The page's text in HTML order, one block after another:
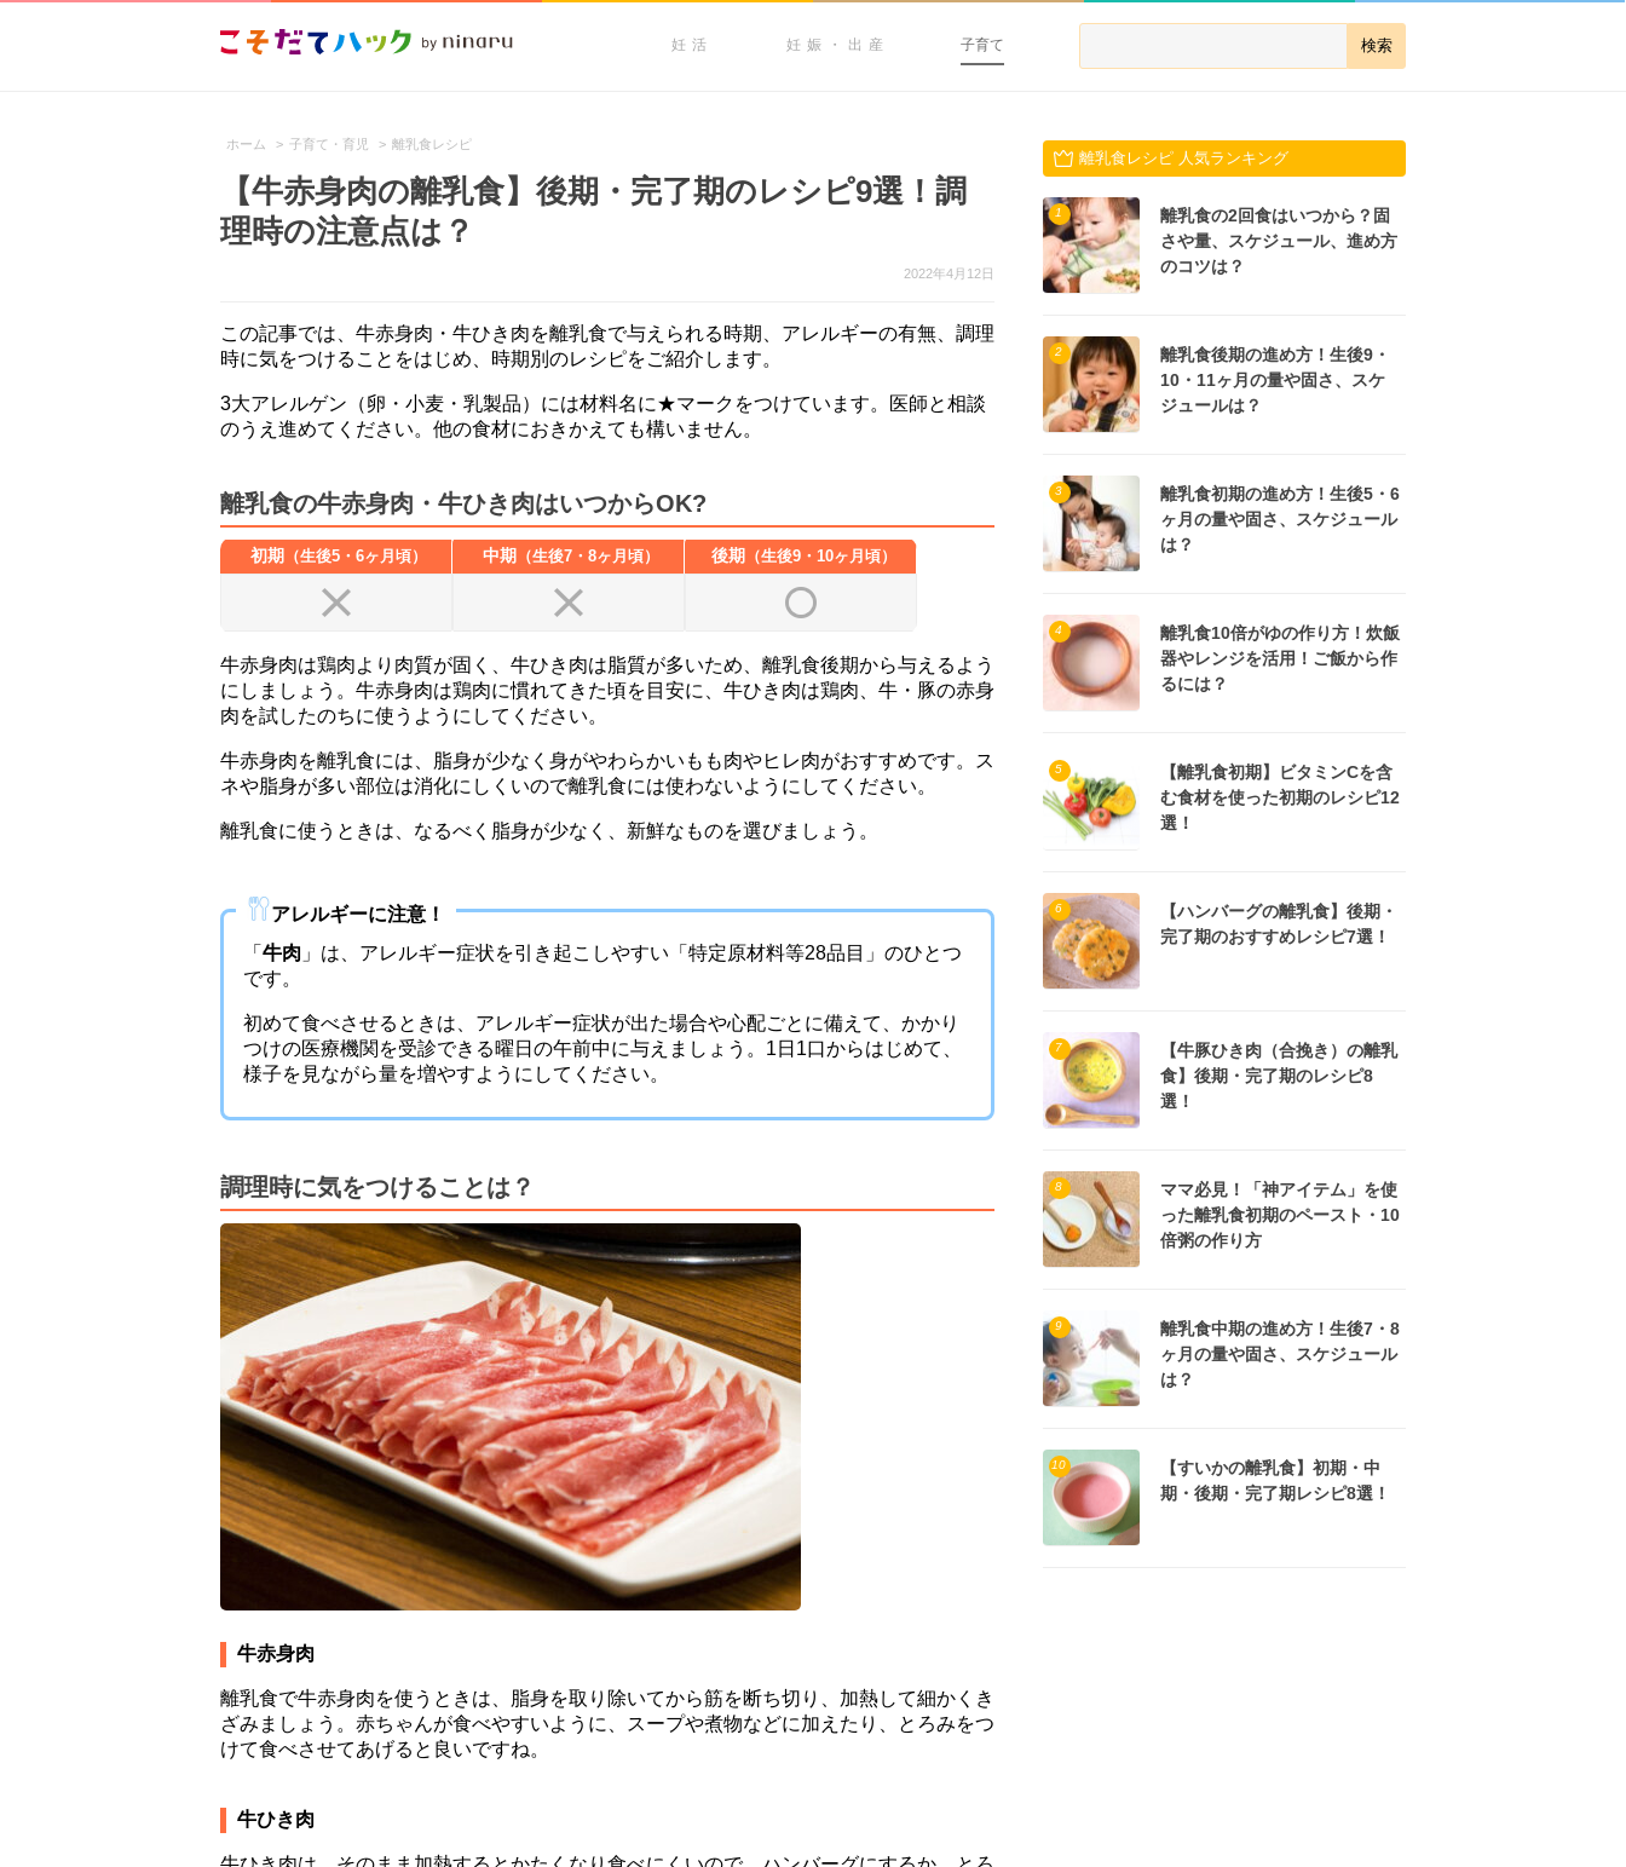
妊活 妊娠・出産 子育て
ホーム > 子育て・育児 > 離乳食レシピ
【牛赤身肉の離乳食】後期・完了期のレシピ9選！調
理時の注意点は？
2022年4月12日
この記事では、牛赤身肉・牛ひき肉を離乳食で与えられる時期、アレルギーの有無、調理
時に気をつけることをはじめ、時期別のレシピをご紹介します。
3大アレルゲン（卵・小麦・乳製品）には材料名に★マークをつけています。医師と相談
のうえ進めてください。他の食材におきかえても構いません。
離乳食の牛赤身肉・牛ひき肉はいつからOK?
初期 生後5・6ヶ月頃 中期 生後7・8ヶ月頃 後期 生後9・10ヶ月頃
牛赤身肉は鶏肉より肉質が固く、牛ひき肉は脂質が多いため、離乳食後期から与えるよう
にしましょう。牛赤身肉は鶏肉に慣れてきた頃を目安に、牛ひき肉は鶏肉、牛・豚の赤身
肉を試したのちに使うようにしてください。
牛赤身肉を離乳食には、脂身が少なく身がやわらかいもも肉やヒレ肉がおすすめです。ス
ネや脂身が多い部位は消化にしくいので離乳食には使わないようにしてください。
離乳食に使うときは、なるべく脂身が少なく、新鮮なものを選びましょう。
アレルギーに注意！
「 牛肉 」は、アレルギー症状を引き起こしやすい「特定原材料等28品目」のひとつ
です。
初めて食べさせるときは、アレルギー症状が出た場合や心配ごとに備えて、かかり
つけの医療機関を受診できる曜日の午前中に与えましょう。1日1口からはじめて、
様子を見ながら量を増やすようにしてください。
調理時に気をつけることは？
牛赤身肉
離乳食で牛赤身肉を使うときは、脂身を取り除いてから筋を断ち切り、加熱して細かくき
ざみましょう。赤ちゃんが食べやすいように、スープや煮物などに加えたり、とろみをつ
けて食べさせてあげると良いですね。
牛ひき肉
離乳食レシピ 人気ランキング
1
離乳食の2回食はいつから？固
さや量、スケジュール、進め方
のコツは？
2
離乳食後期の進め方！生後9・
10・11ヶ月の量や固さ、スケ
ジュールは？
3
離乳食初期の進め方！生後5・6
ヶ月の量や固さ、スケジュール
は？
4
離乳食10倍がゆの作り方！炊飯
器やレンジを活用！ご飯から作
るには？
5
【離乳食初期】ビタミンCを含
む食材を使った初期のレシピ12
選！
6
【ハンバーグの離乳食】後期・
完了期のおすすめレシピ7選！
7
【牛豚ひき肉（合挽き）の離乳
食】後期・完了期のレシピ8
選！
8
ママ必見！「神アイテム」を使
った離乳食初期のペースト・10
倍粥の作り方
9
離乳食中期の進め方！生後7・8
ヶ月の量や固さ、スケジュール
は？
10
【すいかの離乳食】初期・中
期・後期・完了期レシピ8選！